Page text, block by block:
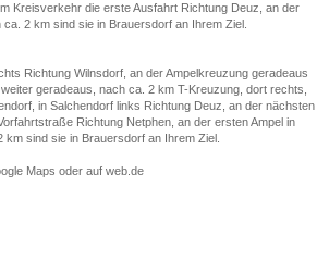
Kreisverkehr die erste Ausfahrt Richtung Deuz, an der
2 km sind sie in Brauersdorf an Ihrem Ziel .
Richtung Wilnsdorf, an der Ampelkreuzung geradeaus
geradeaus, nach ca. 2 km T-Kreuzung, dort rechts,
in Salchendorf links Richtung Deuz, an der nächsten
Richtung Netphen, an der ersten Ampel in
sind sie in Brauersdorf an Ihrem Ziel.
Maps oder auf web.de